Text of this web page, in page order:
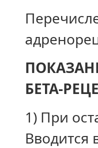
БЕТА-
1) При
Вводится